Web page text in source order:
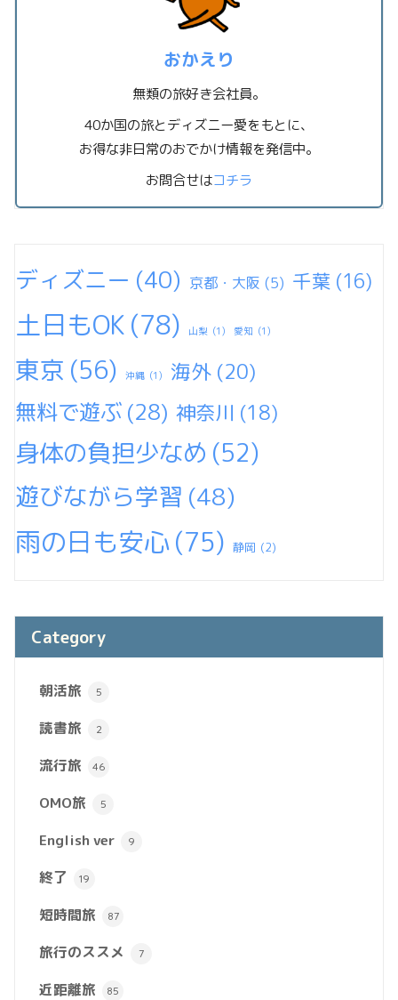
おかえり
無類の旅好き会社員。
40か国の旅とディズニー愛をもとに、
お得な非日常のおでかけ情報を発信中。
お問合せはコチラ
ディズニー (40) 京都・大阪 (5) 千葉 (16)
土日もOK(78) 山梨 (1) 愛知 (1)
東京 (56) 沖縄 (1) 海外 (20)
無料で遊ぶ (28) 神奈川 (18)
身体の負担少なめ (52)
遊びながら学習 (48)
雨の日も安心(75) 静岡 (2)
Category
朝活旅 5
読書旅 2
流行旅 46
OMO旅 5
English ver 9
終了 19
短時間旅 87
旅行のススメ 7
近距離旅 85